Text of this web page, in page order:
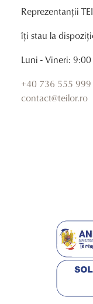
Reprezentanții
îți stau la
Luni - Vineri:
+40 736 555 999
contact@teilor.ro